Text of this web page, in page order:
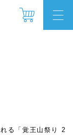
る「覚王山祭り 2